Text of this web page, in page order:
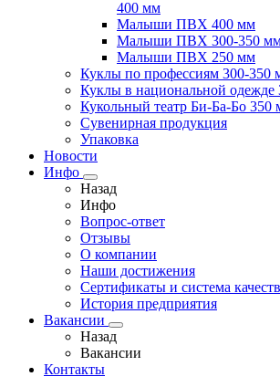
400 мм
Малыши ПВХ 400 мм
Малыши ПВХ 300-350
Малыши ПВХ 250 мм
Куклы по профессиям 300-350
Куклы в национальной одежде
Кукольный театр Би-Ба-Бо 350
Сувенирная продукция
Упаковка
Новости
Инфо
Назад
Инфо
Вопрос-ответ
Отзывы
О компании
Наши достижения
Сертификаты и система
История предприятия
Вакансии
Назад
Вакансии
Контакты